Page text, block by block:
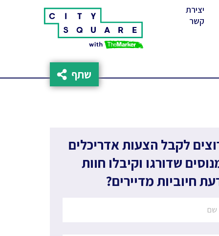
יצירת
קשר
שתף
לקבל הצעות אדריכלים
שדורגו וקיבלו חוות
חיוביות מדיירים?